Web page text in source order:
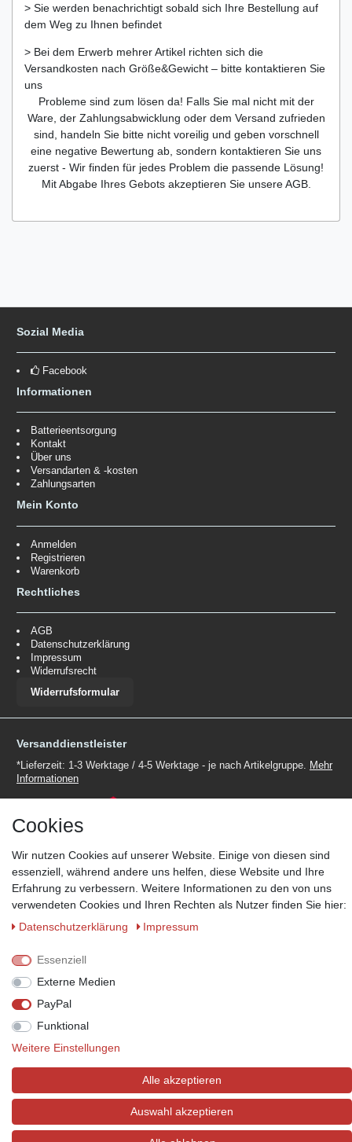
> Sie werden benachrichtigt sobald sich Ihre Bestellung auf
dem Weg zu Ihnen befindet
> Bei dem Erwerb mehrer Artikel richten sich die
Versandkosten nach Größe&Gewicht – bitte kontaktieren Sie
uns
Probleme sind zum lösen da! Falls Sie mal nicht mit der
Ware, der Zahlungsabwicklung oder dem Versand zufrieden
sind, handeln Sie bitte nicht voreilig und geben vorschnell
eine negative Bewertung ab, sondern kontaktieren Sie uns
zuerst - Wir finden für jedes Problem die passende Lösung!
Mit Abgabe Ihres Gebots akzeptieren Sie unsere AGB.
Sozial Media
Facebook
Informationen
Batterieentsorgung
Kontakt
Über uns
Versandarten & -kosten
Zahlungsarten
Mein Konto
Anmelden
Registrieren
Warenkorb
Rechtliches
AGB
Datenschutzerklärung
Impressum
Widerrufsrecht
Widerrufsformular
Versanddienstleister
*Lieferzeit: 1-3 Werktage / 4-5 Werktage - je nach Artikelgruppe. Mehr
Informationen
Zahlungsmöglichkeiten
Wir behalten uns das Recht vor im Einzelfall bestimmte
Zahlungsarten auszuschließen.Mehr Informationen
© Copyright 2026 Marabella´s | Alle Rechte vorbehalten. | Grundpreise
siehe Artikeldetails.
Cookies
Wir nutzen Cookies auf unserer Website. Einige von diesen sind
essenziell, während andere uns helfen, diese Website und Ihre
Erfahrung zu verbessern. Weitere Informationen zu den von uns
verwendeten Cookies und Ihren Rechten als Nutzer finden Sie hier:
Daten­schutz­erklärung
Impressum
Essenziell
Externe Medien
PayPal
Funktional
Weitere Einstellungen
Alle akzeptieren
Auswahl akzeptieren